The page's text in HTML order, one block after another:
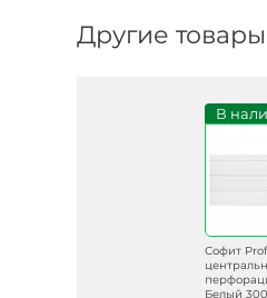
Другие
В
Софит
Белый